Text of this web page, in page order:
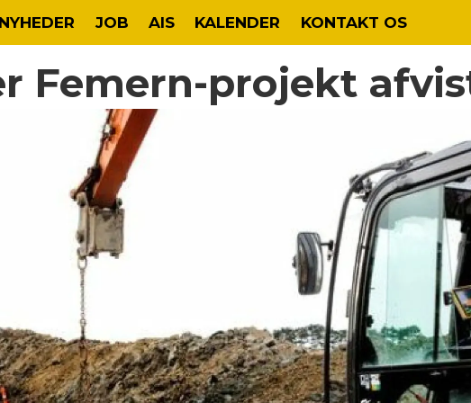
NYHEDER JOB AIS KALENDER KONTAKT OS
Femern-projekt